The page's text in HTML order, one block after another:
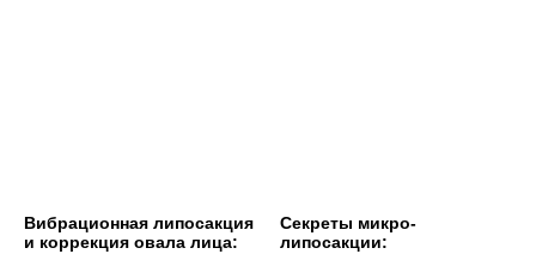
Вибрационная липосакция
и коррекция овала лица:
Секреты микро-
липосакции: